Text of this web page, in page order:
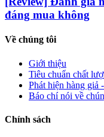
đáng mua không
Về chúng tôi
Giới thiệu
Tiêu chuẩn chất
Phát hiện hàng giả
Báo chí nói về
Chính sách